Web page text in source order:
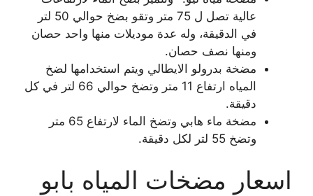
عالية تصل ل 75 متر وتقو بضخ حوالي 50 لتر
في الدقيقة، وله عدة موديلات منها واحد حصان
ومنها نصف حصان.
مضخة بدرولو الايطالي ويتم استخدامها لضخ
المياه ارتفاع 11 متر وتضخ حوالي 66 لتر في كل
دقيقة.
مضخة ماء هابي وتضخ الماء لارتفاع 65 متر
وتضخ 55 لتر لكل دقيقة.
اسعار مضخات المياه بابو